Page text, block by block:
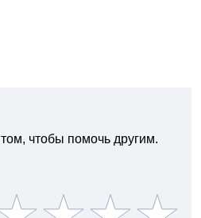
чтобы помочь другим.